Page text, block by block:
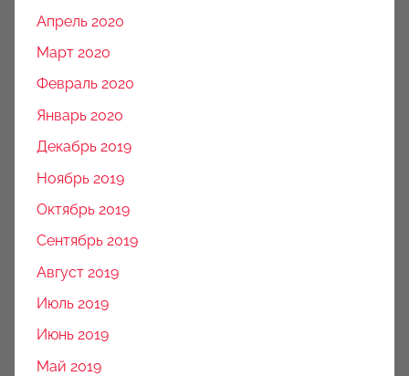
Апрель 2020
Март 2020
Февраль 2020
Январь 2020
Декабрь 2019
Ноябрь 2019
Октябрь 2019
Сентябрь 2019
Август 2019
Июль 2019
Июнь 2019
Май 2019